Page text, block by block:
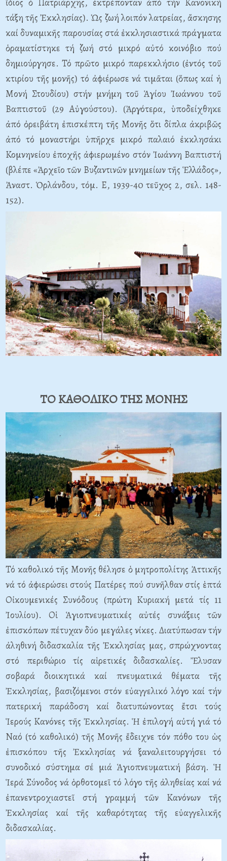
τάξη τῆς Ἐκκλησίας). Ὡς ζωή λοιπόν λατρείας, ἄσκησης
καί δυναμικῆς παρουσίας στά ἐκκλησιαστικά πράγματα
ὁραματίστηκε τή ζωή στό μικρό αὐτό κοινόβιο πού
δημιούργησε. Τό πρῶτο μικρό παρεκκλήσιο (ἐντός τοῦ
κτιρίου τῆς μονῆς) τό ἀφιέρωσε νά τιμᾶται (ὅπως καί ἡ
Μονή Στουδίου) στήν μνήμη τοῦ Ἁγίου Ἰωάννου τοῦ
Βαπτιστοῦ (29 Αὐγούστου). (Ἀργότερα, ὑποδείχθηκε
ἀπό ὀρειβάτη ἐπισκέπτη τῆς Μονῆς ὅτι δίπλα ἀκριβῶς
ἀπό τό μοναστήρι ὑπῆρχε μικρό παλαιό ἐκκλησάκι
Κομνηνείου ἐποχῆς ἀφιερωμένο στόν Ἰωάννη Βαπτιστή
(βλέπε «Ἀρχεῖο τῶν Βυζαντινῶν μνημείων τῆς Ἑλλάδος»,
Ἀναστ. Ὁρλάνδου, τόμ. Ε, 1939-40 τεῦχος 2, σελ. 148-
152).
ΤΟ ΚΑΘΟΛΙΚΟ ΤΗΣ ΜΟΝΗΣ
Τό καθολικό τῆς Μονῆς θέλησε ὁ μητροπολίτης Ἀττικῆς
νά τό ἀφιερώσει στούς Πατέρες πού συνῆλθαν στίς ἑπτά
Οἰκουμενικές Συνόδους (πρώτη Κυριακή μετά τίς 11
Ἰουλίου). Οἱ Ἁγιοπνευματικές αὐτές συνάξεις τῶν
ἐπισκόπων πέτυχαν δύο μεγάλες νίκες. Διατύπωσαν τήν
ἀληθινή διδασκαλία τῆς Ἐκκλησίας μας, σπρώχνοντας
στό περιθώριο τίς αἱρετικές διδασκαλίες. Ἔλυσαν
σοβαρά διοικητικά καί πνευματικά θέματα τῆς
Ἐκκλησίας, βασιζόμενοι στόν εὐαγγελικό λόγο καί τήν
πατερική παράδοση καί διατυπώνοντας ἔτσι τούς
Ἱερούς Κανόνες τῆς Ἐκκλησίας. Ἡ ἐπιλογή αὐτή γιά τό
Ναό (τό καθολικό) τῆς Μονῆς ἔδειχνε τόν πόθο του ὡς
ἐπισκόπου τῆς Ἐκκλησίας νά ξαναλειτουργήσει τό
συνοδικό σύστημα σέ μιά Ἁγιοπνευματική βάση. Ἡ
Ἱερά Σύνοδος νά ὁρθοτομεῖ τό λόγο τῆς ἀληθείας καί νά
ἐπανεντροχιαστεῖ στή γραμμή τῶν Κανόνων τῆς
Ἐκκλησίας καί τῆς καθαρότητας τῆς εὐαγγελικῆς
διδασκαλίας.